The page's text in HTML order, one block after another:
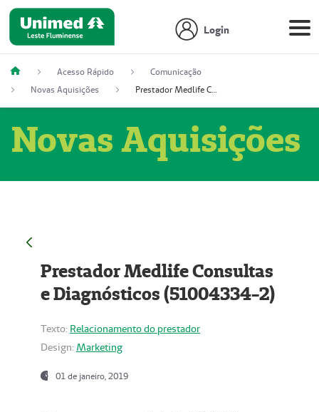
Login
Acesso Rápido
Comunicação
Novas Aquisições
Prestador Medlife Consultas e Diagnósticos (51004334-2)
Novas Aquisições
Prestador Medlife Consultas
e Diagnósticos (51004334-2)
Texto: Relacionamento do prestador
Design: Marketing
01 de janeiro, 2019